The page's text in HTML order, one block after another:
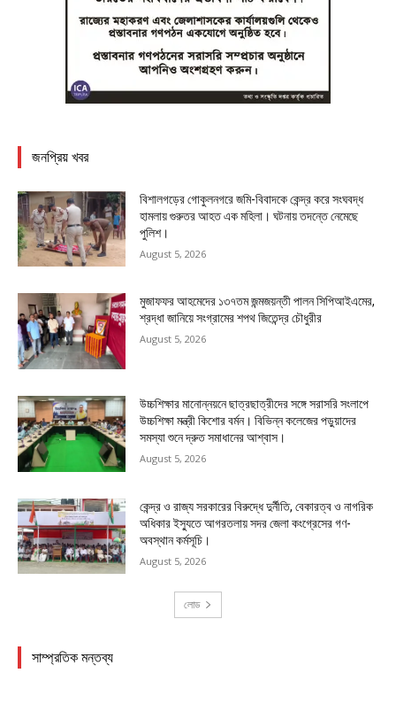
জনপ্রিয় খবর
বিশালগড়ের গোকুলনগরে জমি-বিবাদকে কেন্দ্র করে সংঘবদ্ধ
হামলায় গুরুতর আহত এক মহিলা। ঘটনায় তদন্তে নেমেছে
পুলিশ।
August 5, 2026
মুজাফফর আহমেদের ১৩৭তম জন্মজয়ন্তী পালন সিপিআইএমের,
শ্রদ্ধা জানিয়ে সংগ্রামের শপথ জিতেন্দ্র চৌধুরীর
August 5, 2026
উচ্চশিক্ষার মানোন্নয়নে ছাত্রছাত্রীদের সঙ্গে সরাসরি সংলাপে
উচ্চশিক্ষা মন্ত্রী কিশোর বর্মন। বিভিন্ন কলেজের পড়ুয়াদের
সমস্যা শুনে দ্রুত সমাধানের আশ্বাস।
August 5, 2026
কেন্দ্র ও রাজ্য সরকারের বিরুদ্ধে দুর্নীতি, বেকারত্ব ও নাগরিক
অধিকার ইস্যুতে আগরতলায় সদর জেলা কংগ্রেসের গণ-
অবস্থান কর্মসূচি।
August 5, 2026
লোড
সাম্প্রতিক মন্তব্য